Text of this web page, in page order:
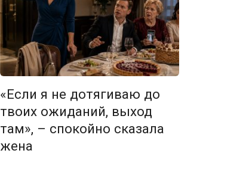
«Если я не дотягиваю до
твоих ожиданий, выход
там», – спокойно сказала
жена